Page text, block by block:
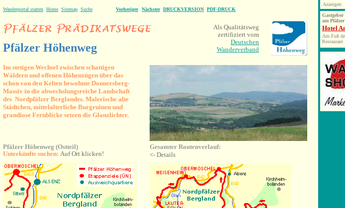
Wanderportal starten Home Sitemap Suche Vorheriger Nächster DRUCKVERSION PDF-DRUCK
Als Qualitätsweg
zertifiziert vom
Deutschen
Wanderverband
Pfälzer Höhenweg
Im stetigen Wechsel zwischen schattigen
Wäldern und offenen Höhenzügen über das
schon von den Kelten bewohnte Donnersberg-
Massiv in die abwechslungsreiche Landschaft
des Nordpfälzer Berglandes. Malerische alte
Städtchen, mittelalterliche Burgruinen und
grandiose Fernblicke setzen die Glanzlichter.
Pfälzer Höhenweg (Ostteil)
Unterkünfte suchen: Auf Ort klicken!
Gesamter Routenverlauf:
<- Details
Anzeigen:
Gastgeber
am
Hotel
Am Fuß
Restaurant